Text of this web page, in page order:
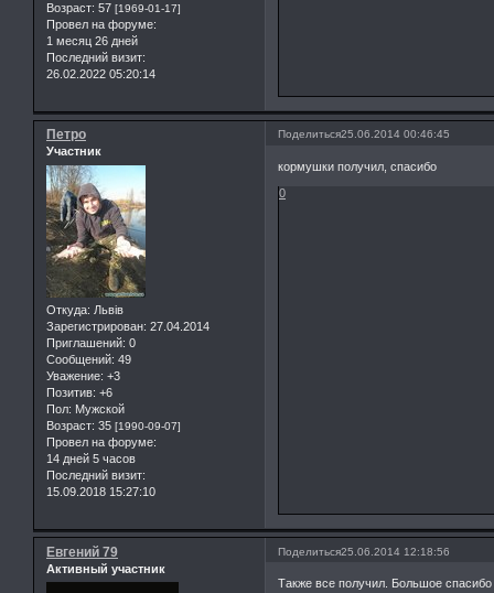
Возраст: 57 [1969-01-17]
Провел на форуме:
1 месяц 26 дней
Последний визит:
26.02.2022 05:20:14
Поделиться25.06.2014 00:46:45
Петро
Участник
Откуда: Львів
Зарегистрирован: 27.04.2014
Приглашений: 0
Сообщений: 49
Уважение: +3
Позитив: +6
Пол: Мужской
Возраст: 35 [1990-09-07]
Провел на форуме:
14 дней 5 часов
Последний визит:
15.09.2018 15:27:10
кормушки получил, спасибо
0
Поделиться25.06.2014 12:18:56
Евгений 79
Активный участник
Также все получил. Большое спасибо